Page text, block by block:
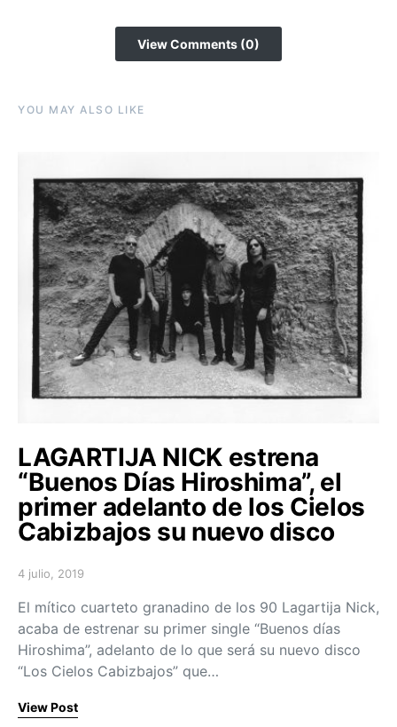
View Comments (0)
YOU MAY ALSO LIKE
LAGARTIJA NICK estrena
“Buenos Días Hiroshima”, el
primer adelanto de los Cielos
Cabizbajos su nuevo disco
Posted on
4 julio, 2019
El mítico cuarteto granadino de los 90 Lagartija Nick,
acaba de estrenar su primer single “Buenos días
Hiroshima”, adelanto de lo que será su nuevo disco
“Los Cielos Cabizbajos” que…
View Post